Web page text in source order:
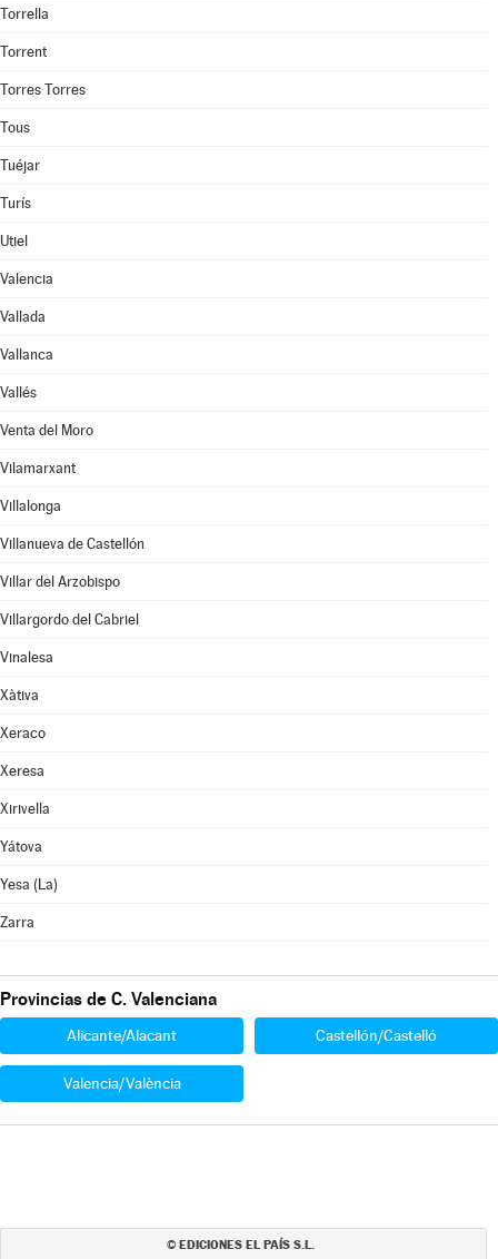
Torrella
Torrent
Torres Torres
Tous
Tuéjar
Turís
Utiel
Valencia
Vallada
Vallanca
Vallés
Venta del Moro
Vilamarxant
Villalonga
Villanueva de Castellón
Villar del Arzobispo
Villargordo del Cabriel
Vinalesa
Xàtiva
Xeraco
Xeresa
Xirivella
Yátova
Yesa (La)
Zarra
Provincias de C. Valenciana
Alicante/Alacant Castellón/Castelló
Valencia/València
© EDICIONES EL PAÍS S.L.